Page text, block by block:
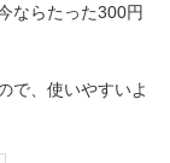
ならたった300円
で、使いやすいよ